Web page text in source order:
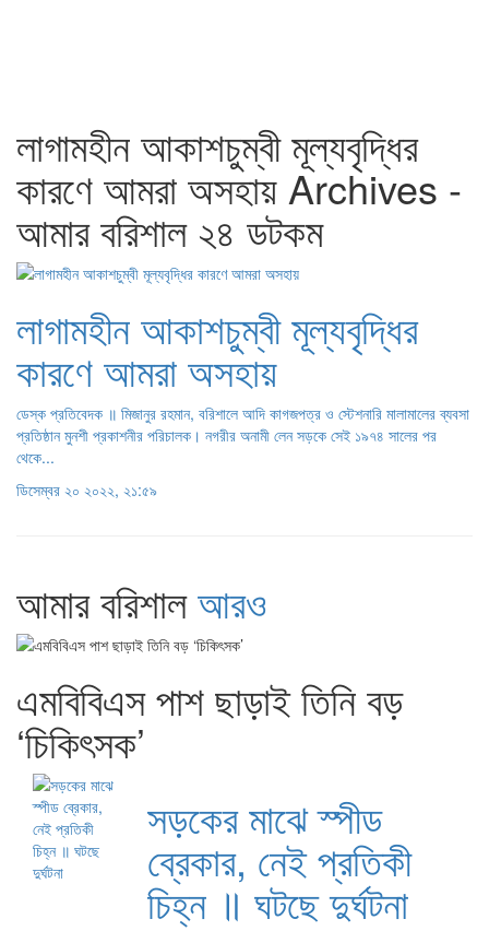
লাগামহীন আকাশচুম্বী মূল্যবৃদ্ধির
কারণে আমরা অসহায় Archives -
আমার বরিশাল ২৪ ডটকম
লাগামহীন আকাশচুম্বী মূল্যবৃদ্ধির
কারণে আমরা অসহায়
ডেস্ক প্রতিবেদক ॥ মিজানুর রহমান, বরিশালে আদি কাগজপত্র ও স্টেশনারি মালামালের ব্যবসা
প্রতিষ্ঠান মুনশী প্রকাশনীর পরিচালক। নগরীর অনামী লেন সড়কে সেই ১৯৭৪ সালের পর
থেকে...
ডিসেম্বর ২০ ২০২২, ২১:৫৯
আমার বরিশালআরও
এমবিবিএস পাশ ছাড়াই তিনি বড়
‘চিকিৎসক’
সড়কের মাঝে স্পীড
ব্রেকার, নেই প্রতিকী
চিহ্ন ॥ ঘটছে দুর্ঘটনা